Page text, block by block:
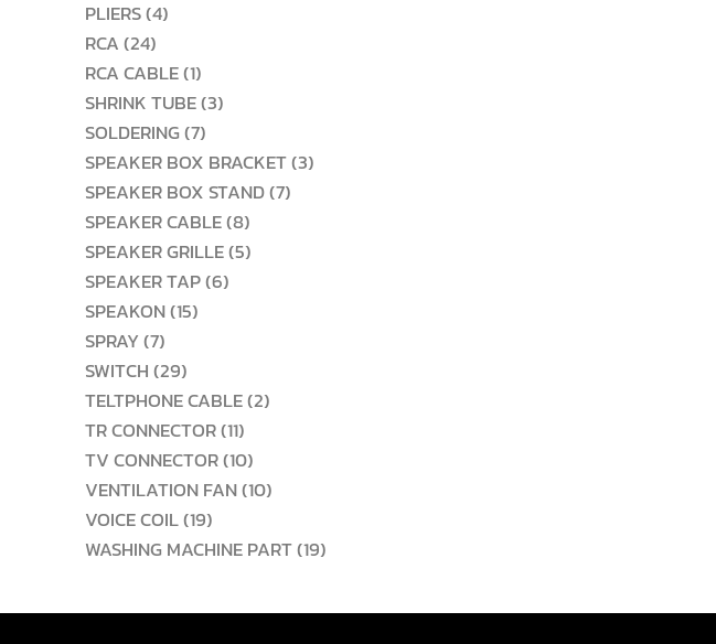
PLIERS 44
RCA 2424
สินค้า
RCA CABLE 11
สินค้า
SHRINK TUBE 33
SOLDERING 77
สินค้า
SPEAKER BOX BRACKET 33
SPEAKER BOX STAND 77
SPEAKER CABLE 88
สินค้า
SPEAKER GRILLE 55
SPEAKER TAP 66
SPEAKON 1515
SPRAY 77
สินค้า
SWITCH 2929
สินค้า
TELTPHONE CABLE 22
TR CONNECTOR 1111
สินค้า
TV CONNECTOR 1010
สินค้า
VENTILATION FAN 1010
VOICE COIL 1919
สินค้า
WASHING MACHINE PART 1919